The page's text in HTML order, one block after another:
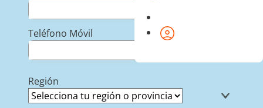
Teléfono Móvil
Región